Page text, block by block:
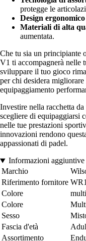
protegge le
Design ergonomico
Materiali di alta
aumentata.
Che tu sia un principiante
V1 ti accompagnerà nelle
sviluppare il tuo gioco
per chi desidera
equipaggiamento
Investire nella racchetta
scegliere di equipaggiarsi
nelle tue prestazioni
innovazioni rendono
appassionati di padel.
Informazioni aggiuntive
Marchio
Riferimento fornitore
Colore
Colore
Sesso
Fascia d'età
Assortimento